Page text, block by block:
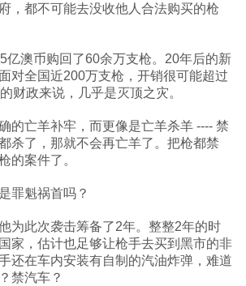
，都不可能去没收他人合法购买的枪
亿澳币购回了60余万支枪。20年后的新
对全国近200万支枪，开销很可能超过
财政来说，几乎是灭顶之灾。
的亡羊补牢，而更像是亡羊杀羊 ---- 禁
杀了，那就不会再亡羊了。把枪都禁
的案件了。
罪魁祸首吗？
为此次袭击筹备了2年。整整2年的时
家，估计也足够让枪手去买到黑市的非
还在车内安装有自制的汽油炸弹，难道
禁汽车？